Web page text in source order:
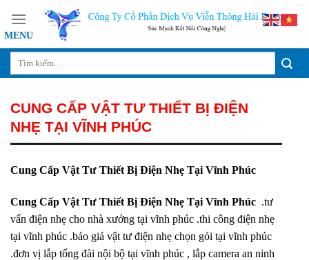
content
CUNG CẤP VẬT TƯ THIẾT BỊ ĐIỆN
NHẸ TẠI VĨNH PHÚC
Cung Cấp Vật Tư Thiết Bị Điện Nhẹ Tại Vĩnh Phúc
Cung Cấp Vật Tư Thiết Bị Điện Nhẹ Tại Vĩnh Phúc .tư
vấn điện nhẹ cho nhà xưởng tại vĩnh phúc .thi công điện nhẹ
tại vĩnh phúc .báo giá vật tư điện nhẹ chọn gói tại vĩnh phúc
.đơn vị lắp tổng đài nội bộ tại vĩnh phúc , lắp camera an ninh